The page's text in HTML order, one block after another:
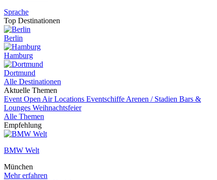
Sprache
Top Destinationen
Berlin
Hamburg
Dortmund
Alle Destinationen
Aktuelle Themen
Event Open Air Locations Eventschiffe Arenen / Stadien Bars &
Lounges Weihnachtsfeier
Alle Themen
Empfehlung
BMW Welt
München
Mehr erfahren